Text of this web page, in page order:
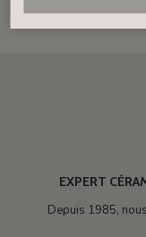
EXPERT
Depuis 1985,